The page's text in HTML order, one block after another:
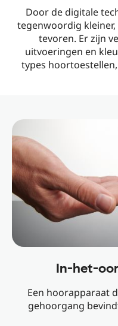
Door de digitale
tegenwoordig
tevoren. Er zijn
uitvoeringen en
types
In-het-
Een hoorapparaat
gehoorgang